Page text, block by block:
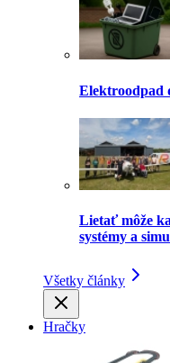
Elektroodpad
Lietať môže
systémy a
Všetky články
Hračky